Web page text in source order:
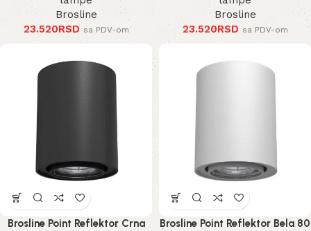
Brosline
23.520RSD sa PDV-om
Brosline
23.520RSD sa PDV-om
Brosline Point Reflektor Crna
Brosline Point Reflektor Bela 80